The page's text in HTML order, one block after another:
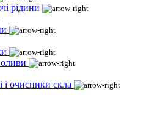
рідини
оливи
і очисники скла